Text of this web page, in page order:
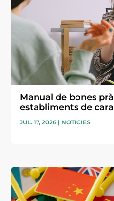
Manual de bones
establiments de
JUL. 17, 2026 | NOTÍCIES